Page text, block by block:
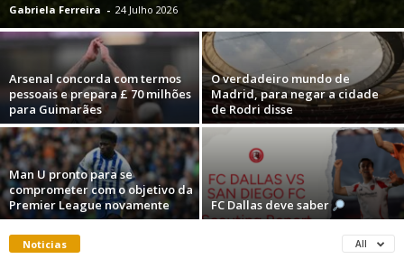
Gabriela Ferreira - 24 Julho 2026
Arsenal concorda com termos
pessoais e prepara £ 70 milhões
para Guimarães
O verdadeiro mundo de
Madrid, para negar a cidade
de Rodri disse
Man U pronto para se
comprometer com o objetivo da
Premier League novamente
FC Dallas deve saber
Noticias All